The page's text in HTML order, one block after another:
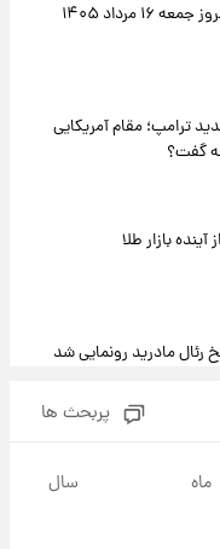
قیمت طلا و سکه امروز جمعه ۱۶ مرداد ۱۴۰۵
ترامپ؛ مقام آمریکایی
گفت؟
بازار طلا
رئال مادرید رونمایی شد
بود؟
پربحث ها
ماه سال